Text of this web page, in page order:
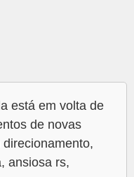
está em volta de
de novas
ansiosa rs,